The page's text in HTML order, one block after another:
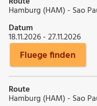
Hamburg (HAM) - Sao
Datum
18.11.2026 - 27.11.2026
Fluege finden
Route
Hamburg (HAM) - Sao